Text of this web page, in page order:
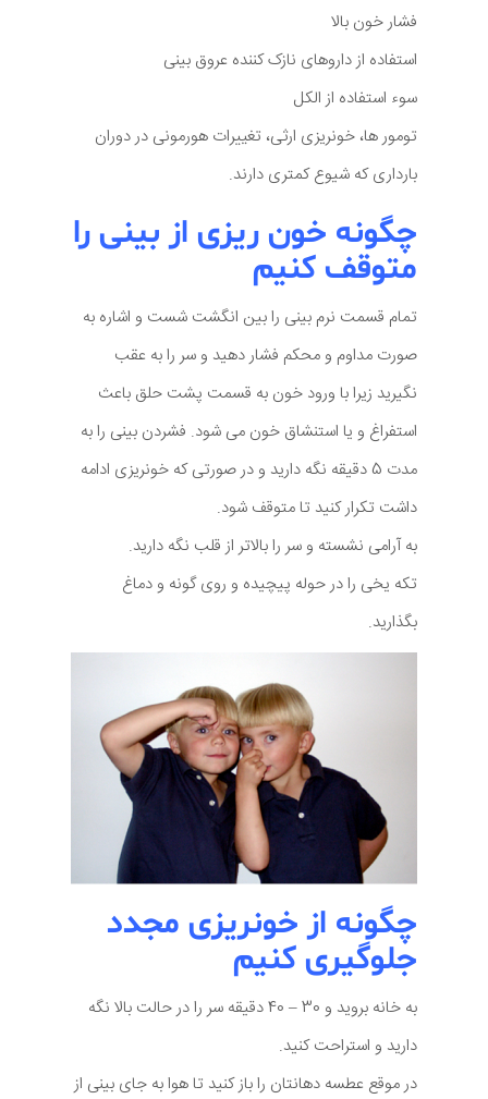
فشار خون بالا
استفاده از داروهای نازک کننده عروق بینی
سوء استفاده از الکل
تومور ها، خونریزی ارثی، تغییرات هورمونی در دوران
بارداری که شیوع کمتری دارند.
چگونه خون ریزی از بینی را
متوقف کنیم
تمام قسمت نرم بینی را بین انگشت شست و اشاره به
صورت مداوم و محکم فشار دهید و سر را به عقب
نگیرید زیرا با ورود خون به قسمت پشت حلق باعث
استفراغ و یا استنشاق خون می شود. فشردن بینی را به
مدت 5 دقیقه نگه دارید و در صورتی که خونریزی ادامه
داشت تکرار کنید تا متوقف شود.
به آرامی نشسته و سر را بالاتر از قلب نگه دارید.
تکه یخی را در حوله پیچیده و روی گونه و دماغ
بگذارید.
چگونه از خونریزی مجدد
جلوگیری کنیم
به خانه بروید و 30 – 40 دقیقه سر را در حالت بالا نگه
دارید و استراحت کنید.
در موقع عطسه دهانتان را باز کنید تا هوا به جای بینی از